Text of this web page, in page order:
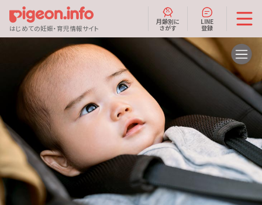
はじめての妊娠・育児情報サイト
月齢別に
さがす
LINE
登録